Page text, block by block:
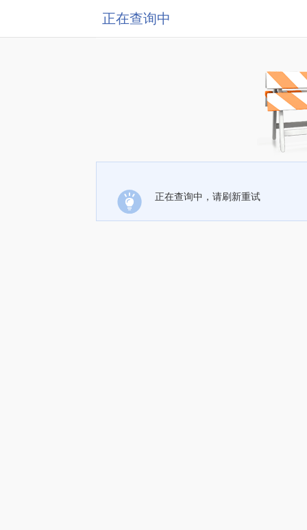
正在查询中
正在查询中，请刷新重试